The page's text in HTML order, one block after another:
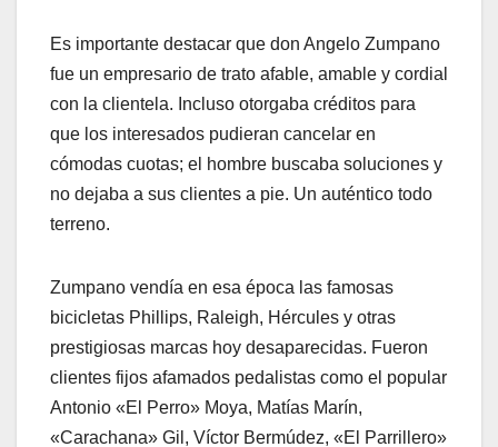
​Es importante destacar que don Angelo Zumpano
fue un empresario de trato afable, amable y cordial
con la clientela. Incluso otorgaba créditos para
que los interesados pudieran cancelar en
cómodas cuotas; el hombre buscaba soluciones y
no dejaba a sus clientes a pie. Un auténtico todo
terreno.
​Zumpano vendía en esa época las famosas
bicicletas Phillips, Raleigh, Hércules y otras
prestigiosas marcas hoy desaparecidas. Fueron
clientes fijos afamados pedalistas como el popular
Antonio «El Perro» Moya, Matías Marín,
«Carachana» Gil, Víctor Bermúdez, «El Parrillero»